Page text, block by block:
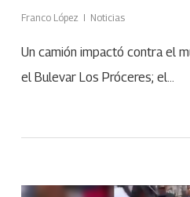
Franco López Noticias
Un camión impactó contra el
el Bulevar Los Próceres; el…